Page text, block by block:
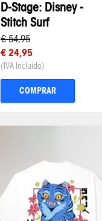
D-Stage: Disney -
Stitch Surf
€ 54,95
€ 24,95
(IVA Incluido)
COMPRAR